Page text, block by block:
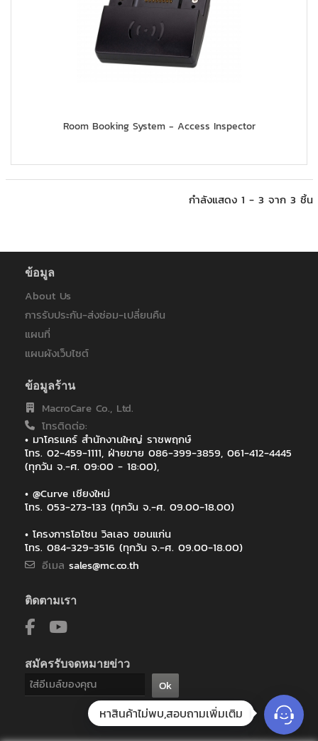
Room Booking System - Access Inspector
กำลังแสดง 1 - 3 จาก 3 ชิ้น
ข้อมูล
About Us
การรับประกัน-ส่งซ่อม-เปลี่ยนคืน
แผนที่
แผนผังเว็บไซต์
ข้อมูลร้าน
MacroCare Co., Ltd.
โทรติดต่อ:
• มาโครแคร์ สำนักงานใหญ่ ราชพฤกษ์
โทร. 02-459-1111, ฝ่ายขาย 086-399-3859, 061-412-4445
(ทุกวัน จ.-ศ. 09:00 - 18:00),
• @Curve เชียงใหม่
โทร. 053-273-133 (ทุกวัน จ.-ศ. 09.00-18.00)
• โครงการโอโซน วิลเลจ ขอนแก่น
โทร. 084-329-3516 (ทุกวัน จ.-ศ. 09.00-18.00)
อีเมล sales@mc.co.th
ติดตามเรา
สมัครรับจดหมายข่าว
Ok
หาสินค้าไม่พบ,สอบถามเพิ่มเติม